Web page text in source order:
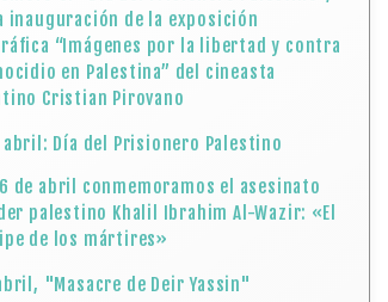
inauguración de la exposición
“Imágenes por la libertad y contra
en Palestina” del cineasta
Cristian Pirovano
abril: Día del Prisionero Palestino
de abril conmemoramos el asesinato
palestino Khalil Ibrahim Al-Wazir: «El
de los mártires»
"Masacre de Deir Yassin"